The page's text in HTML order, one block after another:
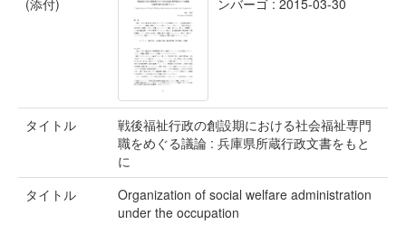
(添付)
ンバーゴ : 2015-03-30
タイトル
戦後福祉行政の創設期における社会福祉専門
職をめぐる議論 : 兵庫県所蔵行政文書をもと
に
タイトル
Organization of social welfare administration
under the occupation